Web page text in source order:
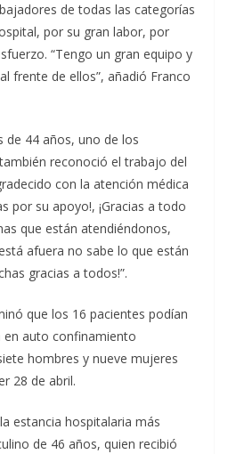
de todas las categorías
por su gran labor, por
“Tengo un gran equipo y
frente de ellos”, añadió Franco
de 44 años, uno de los
reconoció el trabajo del
con la atención médica
por su apoyo!, ¡Gracias a todo
que están atendiéndonos,
afuera no sabe lo que están
gracias a todos!”.
que los 16 pacientes podían
en auto confinamiento
hombres y nueve mujeres
28 de abril.
estancia hospitalaria más
de 46 años, quien recibió